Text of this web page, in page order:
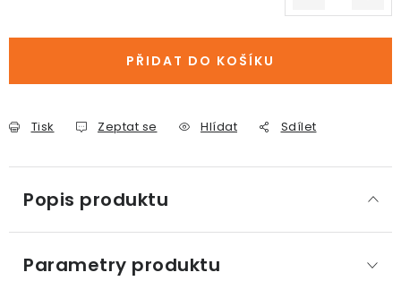
PŘIDAT DO KOŠÍKU
Tisk Zeptat se Hlídat Sdílet
Popis produktu
Parametry produktu